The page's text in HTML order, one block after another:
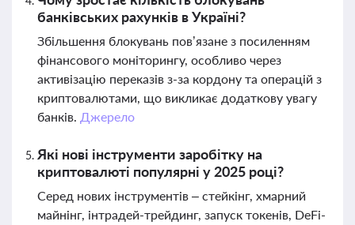
банківських рахунків в Україні?
Збільшення блокувань пов’язане з посиленням
фінансового моніторингу, особливо через
активізацію переказів з-за кордону та операцій з
криптовалютами, що викликає додаткову увагу
банків. Джерело
Які нові інструменти заробітку на
криптовалюті популярні у 2025 році?
Серед нових інструментів – стейкінг, хмарний
майнінг, інтрадей-трейдинг, запуск токенів, DeFi-